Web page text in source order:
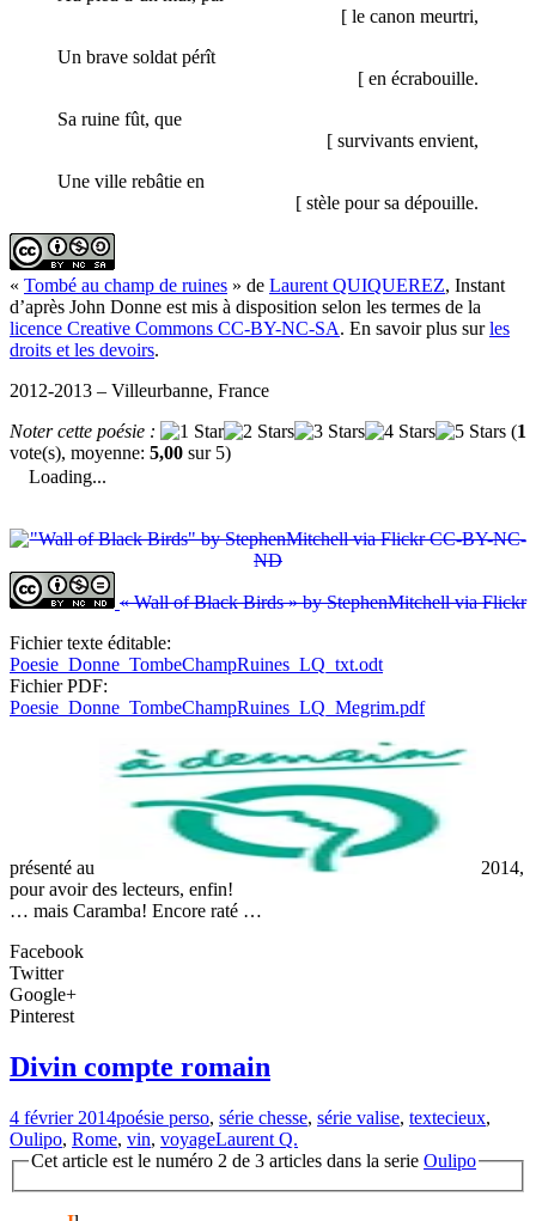
[ le canon meurtri,
Un brave soldat pérît
[ en écrabouille.
Sa ruine fût, que
[ survivants envient,
Une ville rebâtie en
[ stèle pour sa dépouille.
« Tombé au champ de ruines » de Laurent QUIQUEREZ, Instant
d’après John Donne est mis à disposition selon les termes de la
licence Creative Commons CC-BY-NC-SA. En savoir plus surles
droits et les devoirs.
2012-2013 – Villeurbanne, France
Noter cette poésie :
(1
vote(s), moyenne: 5,00 sur 5)
Loading...
« Wall of Black Birds » by StephenMitchell via Flickr
Fichier texte éditable:
Poesie_Donne_TombeChampRuines_LQ_txt.odt
Fichier PDF:
Poesie_Donne_TombeChampRuines_LQ_Megrim.pdf
présenté au
2014,
pour avoir des lecteurs, enfin!
… mais Caramba! Encore raté …
Facebook
Twitter
Google+
Pinterest
Divin compte romain
4 février 2014poésie perso, série chesse, série valise, textecieux,
Oulipo, Rome, vin, voyageLaurent Q.
Cet article est le numéro 2 de 3 articles dans la serie Oulipo